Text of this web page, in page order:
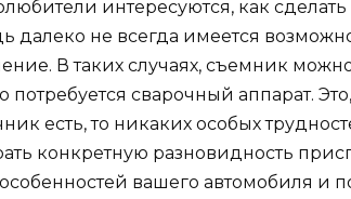
интересуются, как
далеко не всегда имеется
В таких случаях, съемник
потребуется сварочный аппарат.
есть, то никаких особых
конкретную разновидность
особенностей вашего автомобиля и